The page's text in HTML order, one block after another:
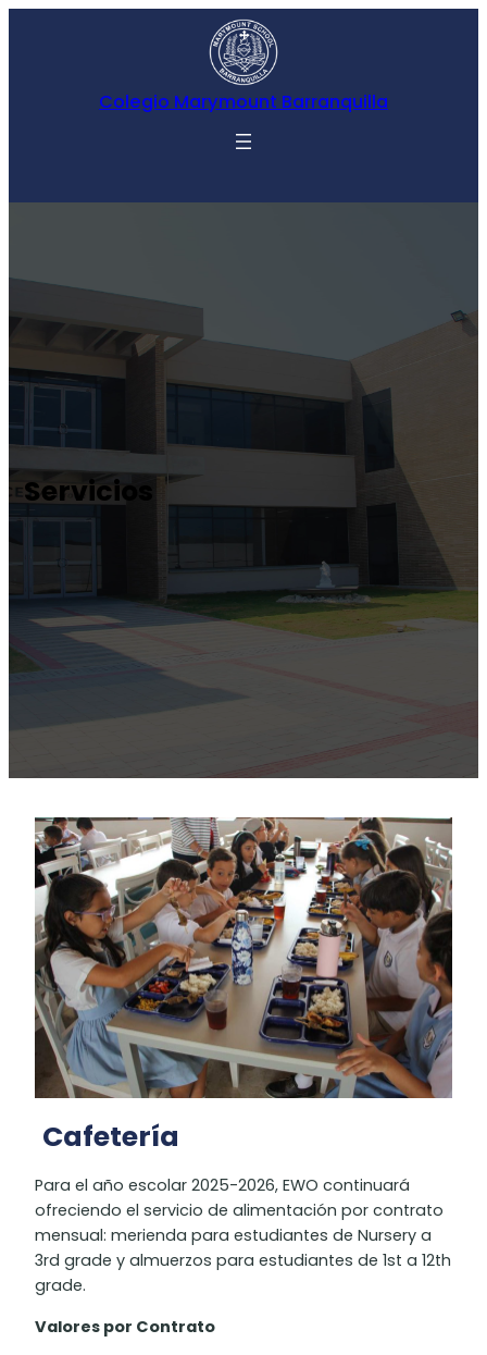
Colegio Marymount Barranquilla
Servicios
Cafetería
Para el año escolar 2025-2026, EWO continuará
ofreciendo el servicio de alimentación por contrato
mensual: merienda para estudiantes de Nursery a
3rd grade y almuerzos para estudiantes de 1st a 12th
grade.
Valores por Contrato